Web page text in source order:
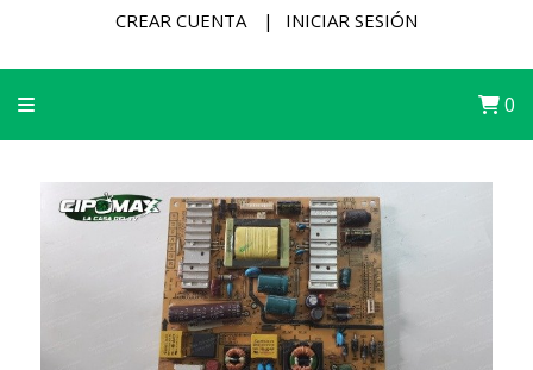
CREAR CUENTA INICIAR SESIÓN
0